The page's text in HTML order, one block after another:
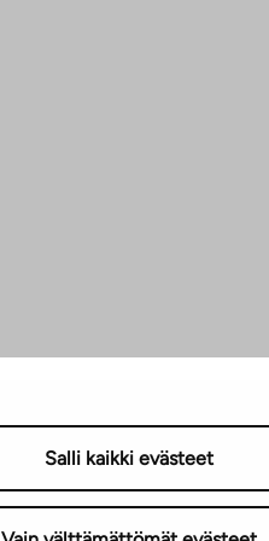
Salli kaikki evästeet